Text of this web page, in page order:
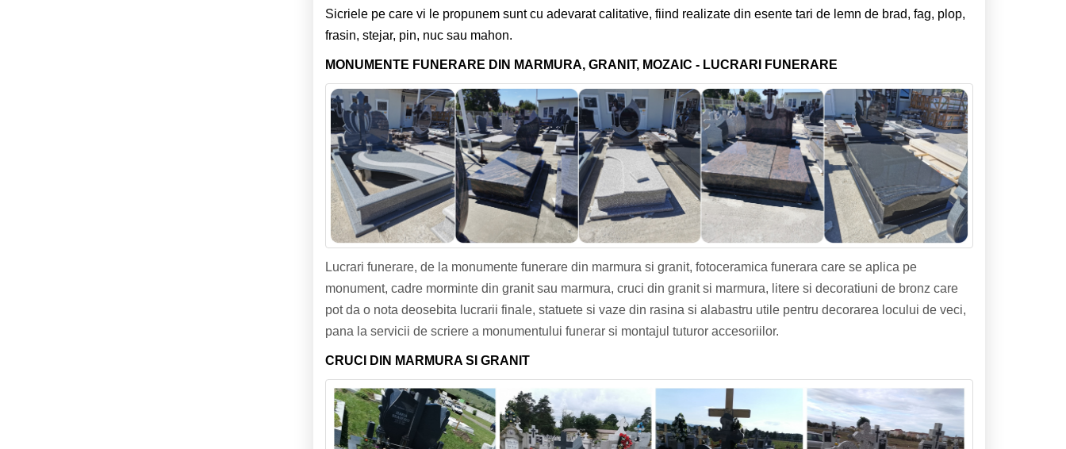
Sicriele pe care vi le propunem sunt cu adevarat calitative, fiind realizate din esente tari de lemn de brad, fag, plop,
frasin, stejar, pin, nuc sau mahon.
MONUMENTE FUNERARE DIN MARMURA, GRANIT, MOZAIC - LUCRARI FUNERARE
Lucrari funerare, de la monumente funerare din marmura si granit, fotoceramica funerara care se aplica pe
monument, cadre morminte din granit sau marmura, cruci din granit si marmura, litere si decoratiuni de bronz care
pot da o nota deosebita lucrarii finale, statuete si vaze din rasina si alabastru utile pentru decorarea locului de veci,
pana la servicii de scriere a monumentului funerar si montajul tuturor accesoriilor.
CRUCI DIN MARMURA SI GRANIT